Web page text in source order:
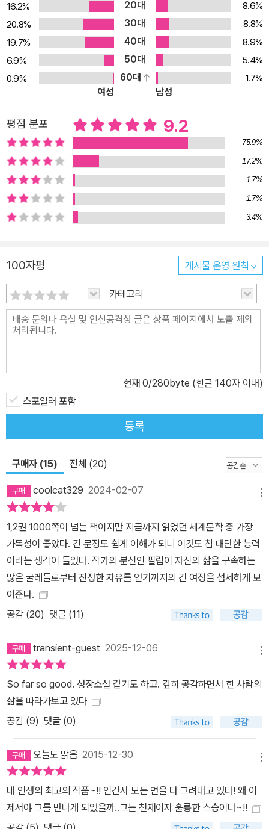
16.2% 20대
8.6%
20.8%
30대
8.8%
19.7%
40대
8.9%
6.9%
50대
5.4%
0.9%
60대
1.7%
여성
남성
평점 분포 9.2
75.9%
17.2%
1.7%
1.7%
3.4%
100자평 게시물 운영 원칙
카테고리
현재 0/280byte (한글 140자 이내)
스포일러 포함
등록
구매자 (15) 전체 (20)
coolcat329 2024-02-07
1,2권 1000쪽이 넘는 책이지만 지금까지 읽었던 세계문학 중 가장
가독성이 좋았다. 긴 문장도 쉽게 이해가 되니 이것도 참 대단한 능력
이라는 생각이 들었다. 작가의 분신인 필립이 자신의 삶을 구속하는
많은 굴레들로부터 진정한 자유를 얻기까지의 긴 여정을 섬세하게 보
여준다.
공감 (20) 댓글 (11)
transient-guest 2025-12-06
So far so good. 성장소설 같기도 하고. 깊히 공감하면서 한 사람의
삶을 따라가보고 있다
공감 (9) 댓글 (0)
오늘도 맑음 2015-12-30
내 인생의 최고의 작품~!! 인간사 모든 면을 다 그려내고 있다! 왜 이
제서야 그를 만나게 되었을까..그는 천재이자 훌륭한 스승이다~!!